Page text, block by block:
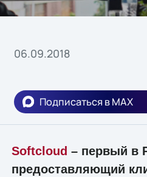
06.09.2018
Подписаться в MAX
Softcloud – первый в
предоставляющий